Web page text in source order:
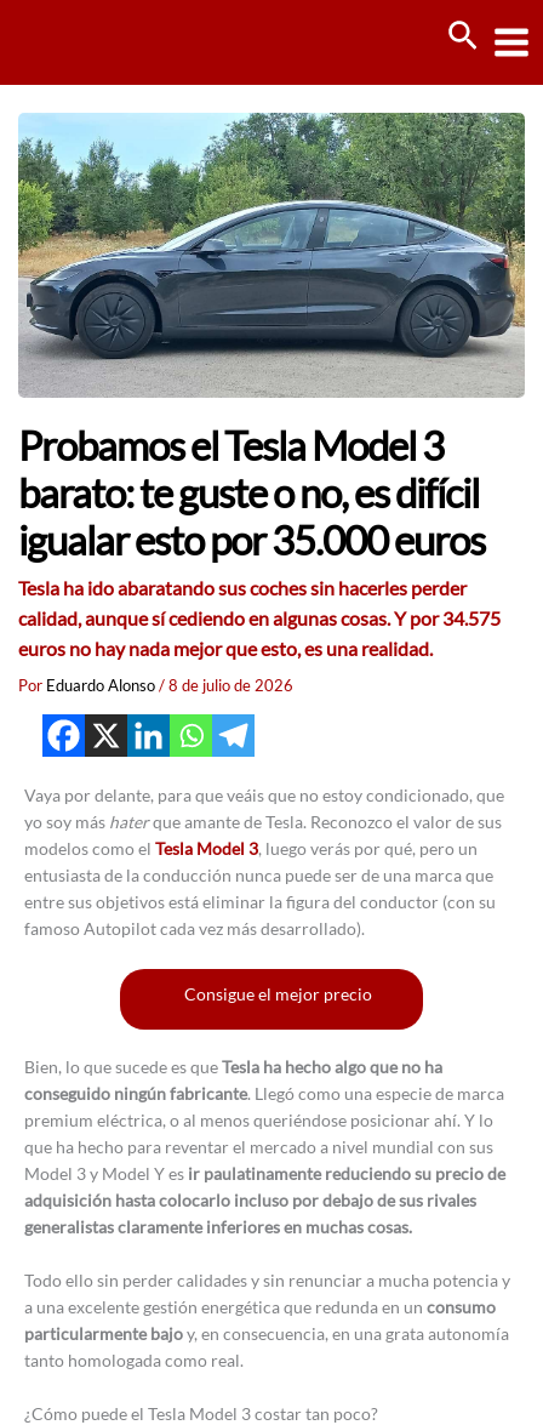
Probamos el Tesla Model 3
barato: te guste o no, es difícil
igualar esto por 35.000 euros
Tesla ha ido abaratando sus coches sin hacerles perder
calidad, aunque sí cediendo en algunas cosas. Y por 34.575
euros no hay nada mejor que esto, es una realidad.
Por Eduardo Alonso/8 de julio de 2026
Vaya por delante, para que veáis que no estoy condicionado, que
yo soy más haterque amante de Tesla. Reconozco el valor de sus
modelos como el Tesla Model 3, luego verás por qué, pero un
entusiasta de la conducción nunca puede ser de una marca que
entre sus objetivos está eliminar la figura del conductor (con su
famoso Autopilot cada vez más desarrollado).
Consigue el mejor precio
Bien, lo que sucede es queTesla ha hecho algo que no ha
conseguido ningún fabricante. Llegó como una especie de marca
premium eléctrica, o al menos queriéndose posicionar ahí. Y lo
que ha hecho para reventar el mercado a nivel mundial con sus
Model 3 y Model Y es ir paulatinamente reduciendo su precio de
adquisición hasta colocarlo incluso por debajo de sus rivales
generalistas claramente inferiores en muchas cosas.
Todo ello sin perder calidades y sin renunciar a mucha potencia y
a una excelente gestión energética que redunda en un consumo
particularmente bajoy, en consecuencia, en una grata autonomía
tanto homologada como real.
¿Cómo puede el Tesla Model 3 costar tan poco?